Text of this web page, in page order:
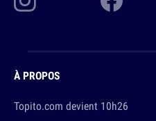
À PROPOS
Topito.com devient 10h26